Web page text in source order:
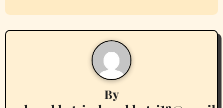
n
a
g
By